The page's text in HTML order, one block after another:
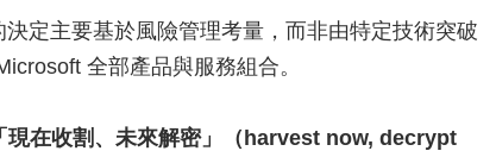
定主要基於風險管理考量，而非由特定技術突破
全部產品與服務組合。
現在收割、未來解密」（harvest now, decrypt